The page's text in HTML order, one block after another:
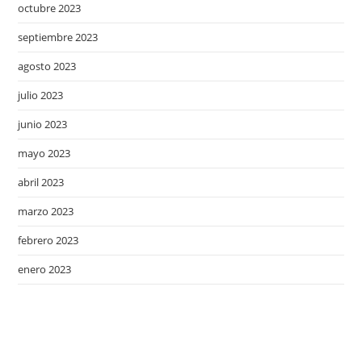
octubre 2023
septiembre 2023
agosto 2023
julio 2023
junio 2023
mayo 2023
abril 2023
marzo 2023
febrero 2023
enero 2023